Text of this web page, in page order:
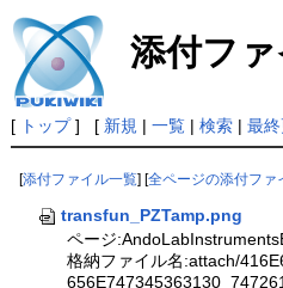
添付フ
[ トップ] [ 新規 | 一覧| 検索| 最
[添付ファイル一覧] [全ページの添付ファ
transfun_PZTamp.png
ページ
格納ファイル名:attach/